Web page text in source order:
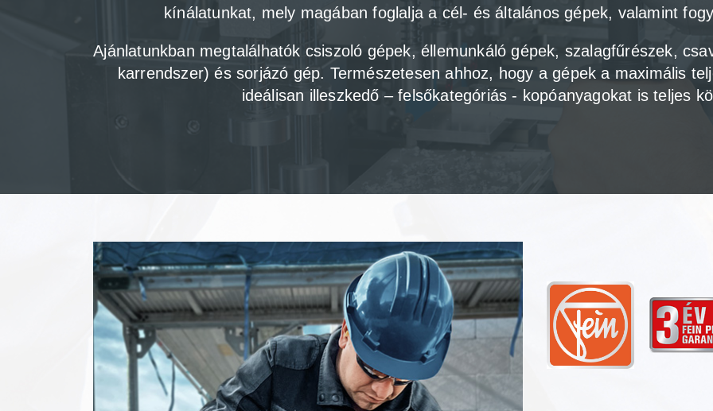
kínálatunkat, mely magában foglalja a cél- és általános gépek, valamint
Ajánlatunkban megtalálhatók csiszoló gépek, éllemunkáló gépek, szalagfűrészek,
karrendszer) és sorjázó gép. Természetesen ahhoz, hogy a gépek a maximális
ideálisan illeszkedő – felsőkategóriás - kopóanyagokat is teljes